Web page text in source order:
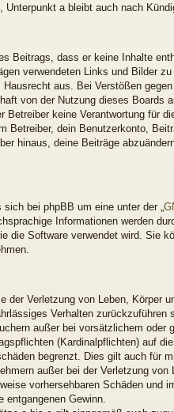
a bleibt auch nach
Beitrags, dass er keine Inhalte
verwendeten Links und Bilder
aus. Bei Verstößen
von der Nutzung dieses Boards
Betreiber keine Verantwortung für
Betreiber, dein Benutzerkonto,
hinaus, deine Beiträge
bei phpBB um eine unter der „
Informationen werden
die Software verwendet wird. Sie
der Verletzung von Leben, Körper
Verhalten
außer bei vorsätzlichem
(Kardinalpflichten) auf
begrenzt. Dies gilt auch für
außer bei der Verletzung
vorhersehbaren Schäden und
entgangenen Gewinn.